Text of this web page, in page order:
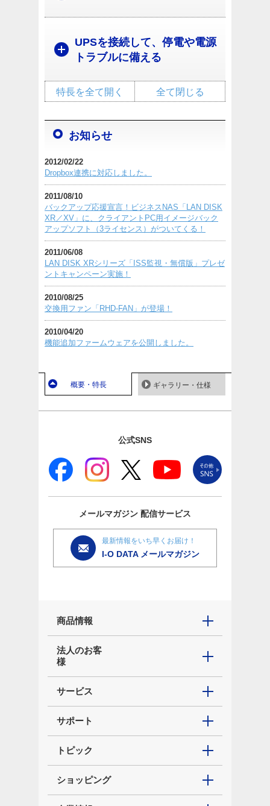
UPSを接続して、停電や電源
トラブルに備える
全て閉じる
特長を全て開く
お知らせ
2012/02/22
Dropbox連携に対応しました。
2011/08/10
バックアップ応援宣言！ビジネスNAS「LAN DISK
XR／XV」に、クライアントPC用イメージバック
アップソフト（3ライセンス）がついてくる！
2011/06/08
LAN DISK XRシリーズ「ISS監視・無償版」プレゼ
ントキャンペーン実施！
2010/08/25
交換用ファン「RHD-FAN」が登場！
2010/04/20
機能追加ファームウェアを公開しました。
概要・特長 ギャラリー・仕様
公式SNS
メールマガジン 配信サービス
最新情報をいち早くお届け！
I-O DATA メールマガジン
商品情報
法人のお客
様
サービス
サポート
トピック
ショッピング